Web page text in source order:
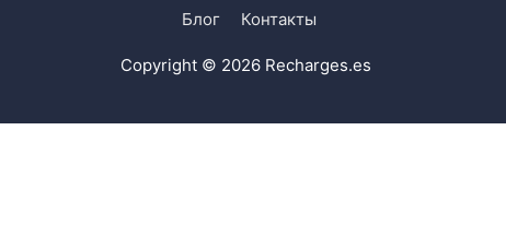
Блог
Контакты
Copyright © 2026 Recharges.es